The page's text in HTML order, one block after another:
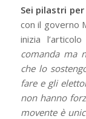
Sei pilastri per
con il governo
inizia
comanda ma
che lo
fare e gli
non hanno
movente è